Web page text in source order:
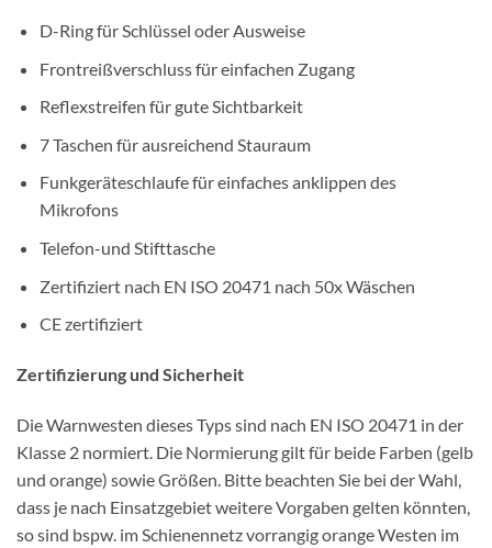
D-Ring für Schlüssel oder Ausweise
Frontreißverschluss für einfachen Zugang
Reflexstreifen für gute Sichtbarkeit
7 Taschen für ausreichend Stauraum
Funkgeräteschlaufe für einfaches anklippen des
Mikrofons
Telefon-und Stifttasche
Zertifiziert nach EN ISO 20471 nach 50x Wäschen
CE zertifiziert
Zertifizierung und Sicherheit
Die Warnwesten dieses Typs sind nach EN ISO 20471 in der
Klasse 2 normiert. Die Normierung gilt für beide Farben (gelb
und orange) sowie Größen. Bitte beachten Sie bei der Wahl,
dass je nach Einsatzgebiet weitere Vorgaben gelten könnten,
so sind bspw. im Schienennetz vorrangig orange Westen im